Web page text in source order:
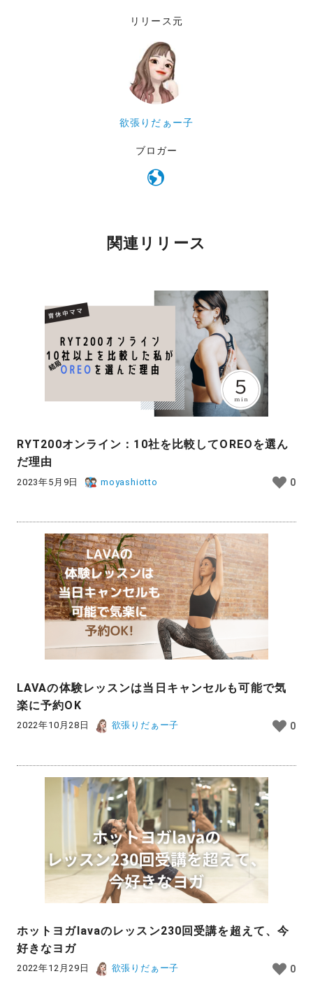
リリース元
欲張りだぁー子
ブロガー
関連リリース
RYT200オンライン：10社を比較してOREOを選ん
だ理由
2023年5月9日 moyashiotto 0
LAVAの体験レッスンは当日キャンセルも可能で気
楽に予約OK
2022年10月28日 欲張りだぁー子 0
ホットヨガlavaのレッスン230回受講を超えて、今
好きなヨガ
2022年12月29日 欲張りだぁー子 0